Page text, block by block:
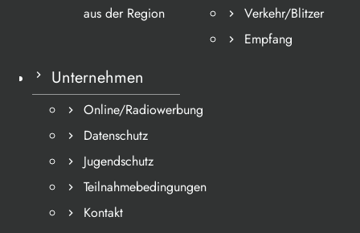
aus der Region
Verkehr/Blitzer
Empfang
Unternehmen
Online/Radiowerbung
Datenschutz
Jugendschutz
Teilnahmebedingungen
Kontakt